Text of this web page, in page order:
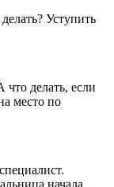
Уступить
делать, если
место по